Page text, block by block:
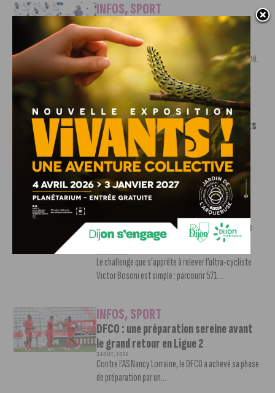
INFOS,SPORT
Nouvelle arrivée à la JDA Basket,
Shevon Thompson est dijonnais
7 AOÛT, 2026
Le mercato estival de la JDA n’est pas encore terminé.
Une nouvelle recrue vient...
INFOS SPORT
Le DFCO dévoile ses nouveaux maillots
pour la saison 2026-2027
6 AOÛT, 2026
Le club dijonnais a présenté ses nouveaux maillots
pour son retour en Ligue 2....
Faire le tour de la Côte-d’Or à vélo en
trois jours : le défi de Victor Bosoni
5 AOÛT, 2026
Le challenge que s’apprête à relever l’ultra-cycliste
Victor Bosoni est simple : parcourir 571...
INFOS,SPORT
DFCO : une préparation sereine avant
le grand retour en Ligue 2
3 AOÛT, 2026
Contre l’AS Nancy Lorraine, le DFCO a achevé sa phase
de préparation par un...